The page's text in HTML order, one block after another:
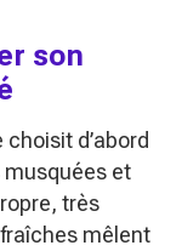
son
choisit d’abord
musquées et
très
mêlent